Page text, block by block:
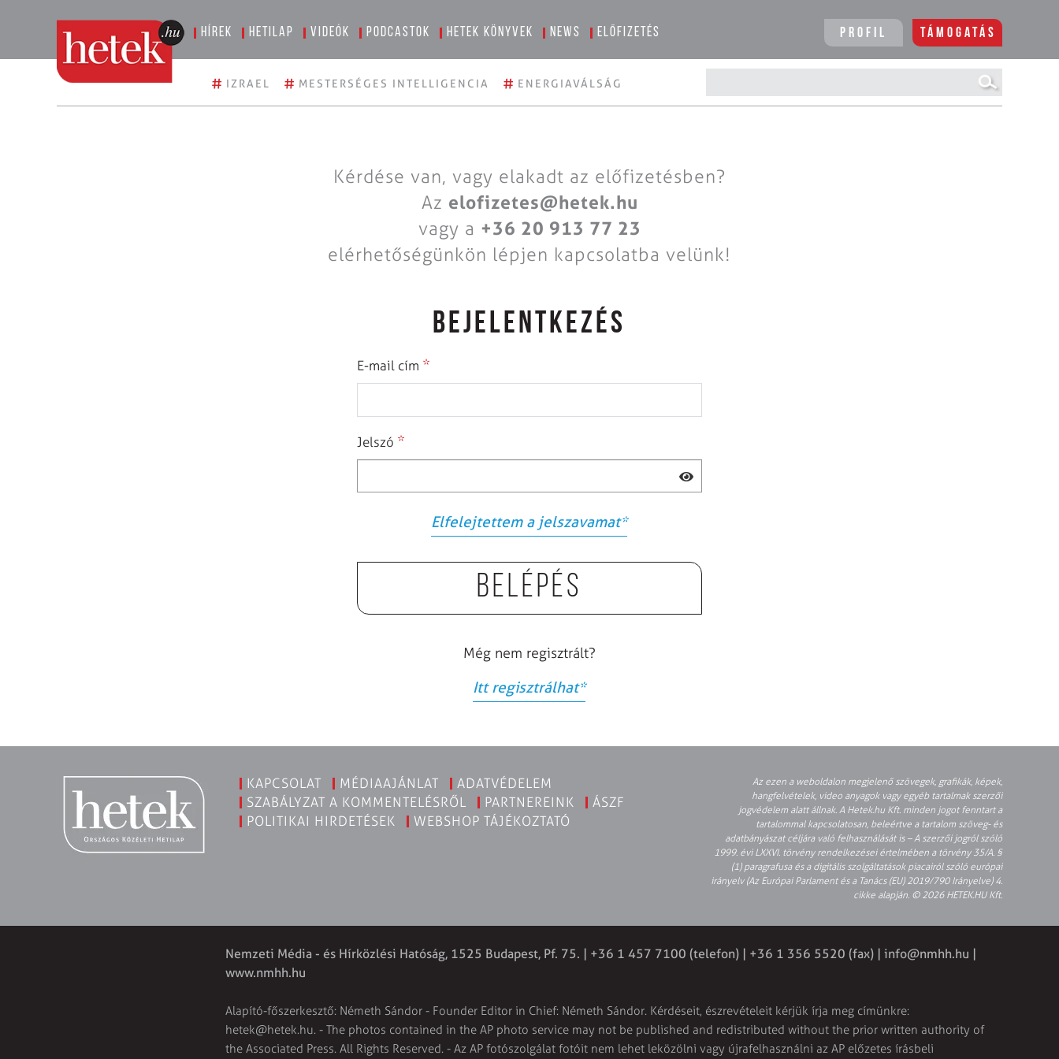
Hírek Hetilap Videók Podcastok Hetek könyvek News Előfizetés Profil Támogatás
# IZRAEL # MESTERSÉGES INTELLIGENCIA # ENERGIAVÁLSÁG
Kérdése van, vagy elakadt az előfizetésben?
Az elofizetes@hetek.hu
vagy a +36 20 913 77 23
elérhetőségünkön lépjen kapcsolatba velünk!
BEJELENTKEZÉS
E-mail cím *
Jelszó *
Elfelejtettem a jelszavamat*
Belépés
Még nem regisztrált?
Itt regisztrálhat*
KAPCSOLAT MÉDIAAJÁNLAT
ADATVÉDELEM
SZABÁLYZAT A KOMMENTELÉSRŐL
PARTNEREINK
ÁSZF
POLITIKAI HIRDETÉSEK
WEBSHOP TÁJÉKOZTATÓ
Az ezen a weboldalon megjelenő szövegek, grafikák, képek,
hangfelvételek, video anyagok vagy egyéb tartalmak szerzői
jogvédelem alatt állnak. A Hetek.hu Kft. minden jogot fenntart a
tartalommal kapcsolatosan, beleértve a tartalom szöveg- és
adatbányászat céljára való felhasználását is – A szerzői jogról szóló
1999. évi LXXVI. törvény rendelkezései értelmében a törvény 35/A. §
(1) paragrafusa és a digitális szolgáltatások piacairól szóló európai
irányelv (Az Európai Parlament és a Tanács (EU) 2019/790 Irányelve) 4.
cikke alapján. © 2026 HETEK.HU Kft.
Nemzeti Média - és Hírközlési Hatóság, 1525 Budapest, Pf. 75. | +36 1 457 7100 (telefon) | +36 1 356 5520 (fax) | info@nmhh.hu |
www.nmhh.hu
Alapító-főszerkesztő: Németh Sándor - Founder Editor in Chief: Németh Sándor. Kérdéseit, észrevételeit kérjük írja meg címünkre:
hetek@hetek.hu. - The photos contained in the AP photo service may not be published and redistributed without the prior written authority of
the Associated Press. All Rights Reserved. - Az AP fotószolgálat fotóit nem lehet leközölni vagy újrafelhasználni az AP előzetes írásbeli